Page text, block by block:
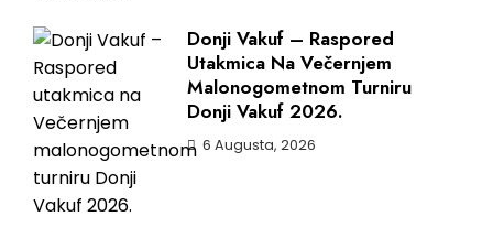
Donji Vakuf – Raspored
Utakmica Na Večernjem
Malonogometnom Turniru
Donji Vakuf 2026.
6 Augusta, 2026